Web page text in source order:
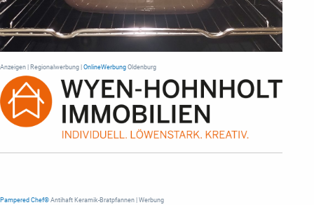
Anzeigen | Regionalwerbung | OnlineWerbung Oldenburg
Pampered Chef® Antihaft Keramik-Bratpfannen | Werbung